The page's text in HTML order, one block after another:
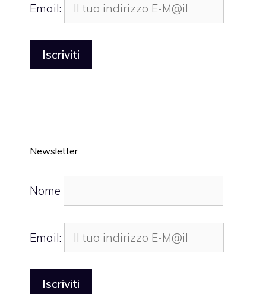
Email:
Newsletter
Nome
Email: